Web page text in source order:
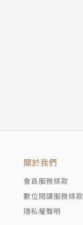
關於我們
會員服務條款
數位閱讀服務條款
隱私權聲明